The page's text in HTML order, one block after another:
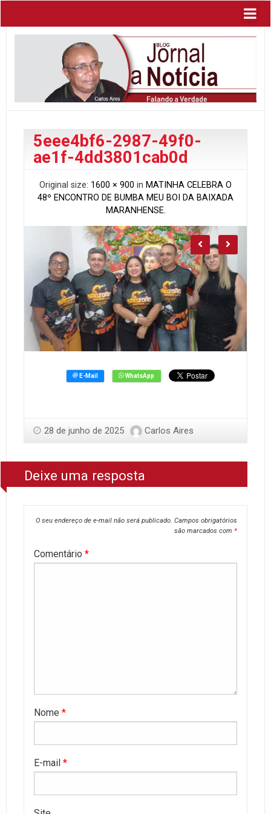
5eee4bf6-2987-49f0-
ae1f-4dd3801cab0d
Original size: 1600 × 900 in MATINHA CELEBRA O
48º ENCONTRO DE BUMBA MEU BOI DA BAIXADA
MARANHENSE.
28 de junho de 2025 Carlos Aires
Deixe uma resposta
O seu endereço de e-mail não será publicado. Campos obrigatórios
são marcados com *
Comentário *
Nome *
E-mail *